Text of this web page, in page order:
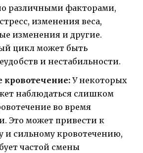
различными факторами,
изменения веса,
изменения и другие.
цикл может быть
и нестабильности.
кровотечение: У некоторых
наблюдаться слишком
во время
Это может привести к
и сильному кровотечению,
частой смены